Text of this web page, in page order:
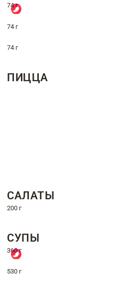
74 г
74 г
74 г
ПИЦЦА
САЛАТЫ
200 г
СУПЫ
360 г
530 г